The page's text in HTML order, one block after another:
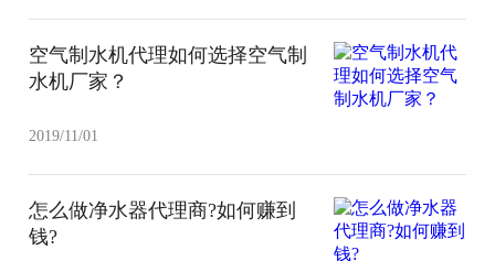
空气制水机代理如何选择空气制
水机厂家？
2019/11/01
怎么做净水器代理商?如何赚到
钱?